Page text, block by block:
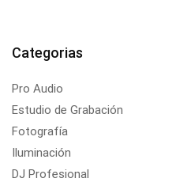
Categorias
Pro Audio
Estudio de Grabación
Fotografía
Iluminación
DJ Profesional